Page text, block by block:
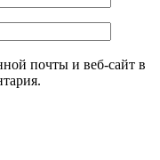
почты и веб-сайт в